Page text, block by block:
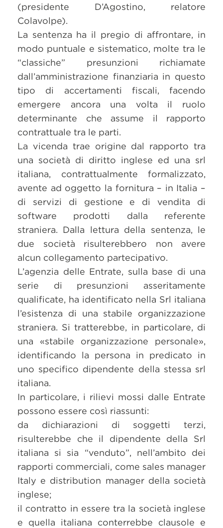
(presidente D’Agostino, relatore
Colavolpe).
La sentenza ha il pregio di affrontare, in
modo puntuale e sistematico, molte tra le
“classiche” presunzioni richiamate
dall’amministrazione finanziaria in questo
tipo di accertamenti fiscali, facendo
emergere ancora una volta il ruolo
determinante che assume il rapporto
contrattuale tra le parti.
La vicenda trae origine dal rapporto tra
una società di diritto inglese ed una srl
italiana, contrattualmente formalizzato,
avente ad oggetto la fornitura – in Italia –
di servizi di gestione e di vendita di
software prodotti dalla referente
straniera. Dalla lettura della sentenza, le
due società risulterebbero non avere
alcun collegamento partecipativo.
L’agenzia delle Entrate, sulla base di una
serie di presunzioni asseritamente
qualificate, ha identificato nella Srl italiana
l’esistenza di una stabile organizzazione
straniera. Si tratterebbe, in particolare, di
una «stabile organizzazione personale»,
identificando la persona in predicato in
uno specifico dipendente della stessa srl
italiana.
In particolare, i rilievi mossi dalle Entrate
possono essere così riassunti:
da dichiarazioni di soggetti terzi,
risulterebbe che il dipendente della Srl
italiana si sia “venduto”, nell’ambito dei
rapporti commerciali, come sales manager
Italy e distribution manager della società
inglese;
il contratto in essere tra la società inglese
e quella italiana conterrebbe clausole e